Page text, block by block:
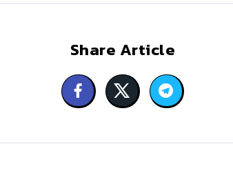
Share Article